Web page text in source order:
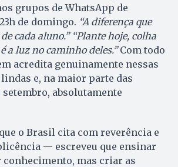
grupos de WhatsApp de
de domingo. “A diferença que
cada aluno.” “Plante hoje, colha
é a luz no caminho deles.”Com todo
acredita genuinamente nessas
e, na maior parte das
absolutamente
o Brasil cita com reverência e
— escreveu que ensinar
mas criar as